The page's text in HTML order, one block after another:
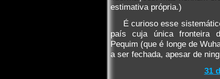
estimativa própria.)
É curioso esse
país cuja única fronteira
Pequim (que é longe de
a ser fechada, apesar de
31